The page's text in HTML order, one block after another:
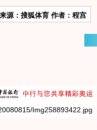
来源：搜狐体育 作者：程宫